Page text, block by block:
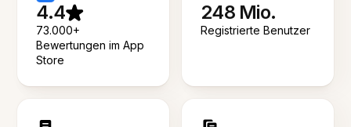
4.4
73.000+
Bewertungen im App
Store
248 Mio.
Registrierte Benutzer